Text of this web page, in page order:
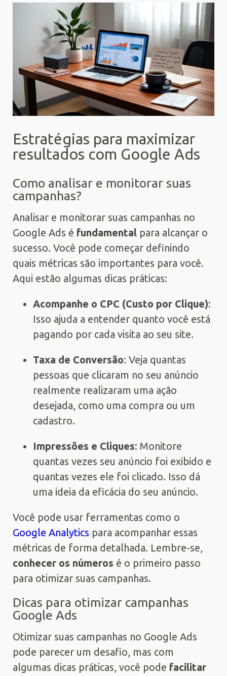
Estratégias para maximizar
resultados com Google Ads
Como analisar e monitorar suas
campanhas?
Analisar e monitorar suas campanhas no
Google Ads é fundamental para alcançar o
sucesso. Você pode começar definindo
quais métricas são importantes para você.
Aqui estão algumas dicas práticas:
Acompanhe o CPC (Custo por Clique):
Isso ajuda a entender quanto você está
pagando por cada visita ao seu site.
Taxa de Conversão: Veja quantas
pessoas que clicaram no seu anúncio
realmente realizaram uma ação
desejada, como uma compra ou um
cadastro.
Impressões e Cliques: Monitore
quantas vezes seu anúncio foi exibido e
quantas vezes ele foi clicado. Isso dá
uma ideia da eficácia do seu anúncio.
Você pode usar ferramentas como o
Google Analytics para acompanhar essas
métricas de forma detalhada. Lembre-se,
conhecer os números é o primeiro passo
para otimizar suas campanhas.
Dicas para otimizar campanhas
Google Ads
Otimizar suas campanhas no Google Ads
pode parecer um desafio, mas com
algumas dicas práticas, você pode facilitar